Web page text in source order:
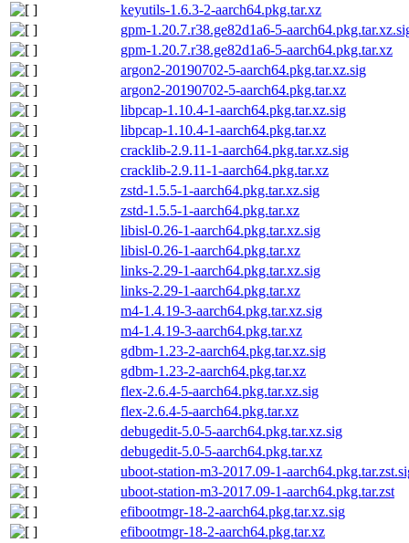
keyutils-1.6.3-2-aarch64.pkg.tar.xz
gpm-1.20.7.r38.ge82d1a6-5-
gpm-1.20.7.r38.ge82d1a6-5-aarch64.pkg.tar.xz
argon2-20190702-5-aarch64.pkg.tar.xz.sig
argon2-20190702-5-aarch64.pkg.tar.xz
libpcap-1.10.4-1-aarch64.pkg.tar.xz.sig
libpcap-1.10.4-1-aarch64.pkg.tar.xz
cracklib-2.9.11-1-aarch64.pkg.tar.xz.sig
cracklib-2.9.11-1-aarch64.pkg.tar.xz
zstd-1.5.5-1-aarch64.pkg.tar.xz.sig
zstd-1.5.5-1-aarch64.pkg.tar.xz
libisl-0.26-1-aarch64.pkg.tar.xz.sig
libisl-0.26-1-aarch64.pkg.tar.xz
links-2.29-1-aarch64.pkg.tar.xz.sig
links-2.29-1-aarch64.pkg.tar.xz
m4-1.4.19-3-aarch64.pkg.tar.xz.sig
m4-1.4.19-3-aarch64.pkg.tar.xz
gdbm-1.23-2-aarch64.pkg.tar.xz.sig
gdbm-1.23-2-aarch64.pkg.tar.xz
flex-2.6.4-5-aarch64.pkg.tar.xz.sig
flex-2.6.4-5-aarch64.pkg.tar.xz
debugedit-5.0-5-aarch64.pkg.tar.xz.sig
debugedit-5.0-5-aarch64.pkg.tar.xz
uboot-station-m3-2017.09-1-
uboot-station-m3-2017.09-1-aarch64.pkg.tar.zst
efibootmgr-18-2-aarch64.pkg.tar.xz.sig
efibootmgr-18-2-aarch64.pkg.tar.xz